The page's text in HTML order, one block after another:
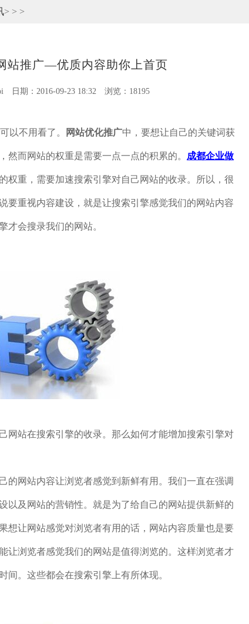
> > >
站推广—优质内容助你上首页
日期：2016-09-23 18:32 浏览：18195
不用看了。 网站优化推广中，要想让自己的关键词获
然而网站的权重是需要一点一点的积累的。 成都企业做
权重，需要加速搜索引擎对自己网站的收录。所以，很
要重视内容建设，就是让搜索引擎感觉我们的网站内容
才会搜录我们的网站。
站在搜索引擎的收录。那么如何才能增加搜索引擎对
网站内容让浏览者感觉到新鲜有用。我们一直在强调
以及网站的营销性。就是为了给自己的网站提供新鲜的
想让网站感觉对浏览者有用的话，网站内容质量也是要
让浏览者感觉我们的网站是值得浏览的。这样浏览者才
间。这些都会在搜索引擎上有所体现。